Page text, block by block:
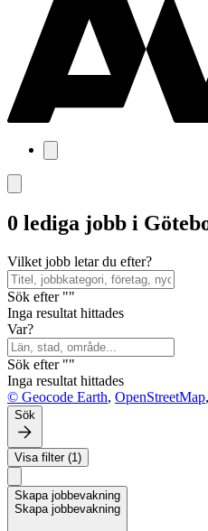
0 lediga jobb i
Vilket jobb letar du efter?
Sök efter ""
Inga resultat hittades
Var?
Sök efter ""
Inga resultat hittades
© Geocode Earth, OpenStreetMap,
Sök
Visa filter (1)
Skapa jobbevakning
Skapa jobbevakning